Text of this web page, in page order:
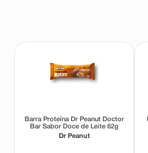
Barra Proteína Dr Peanut Doctor
Bar Sabor Doce de Leite 62g
Dr Peanut